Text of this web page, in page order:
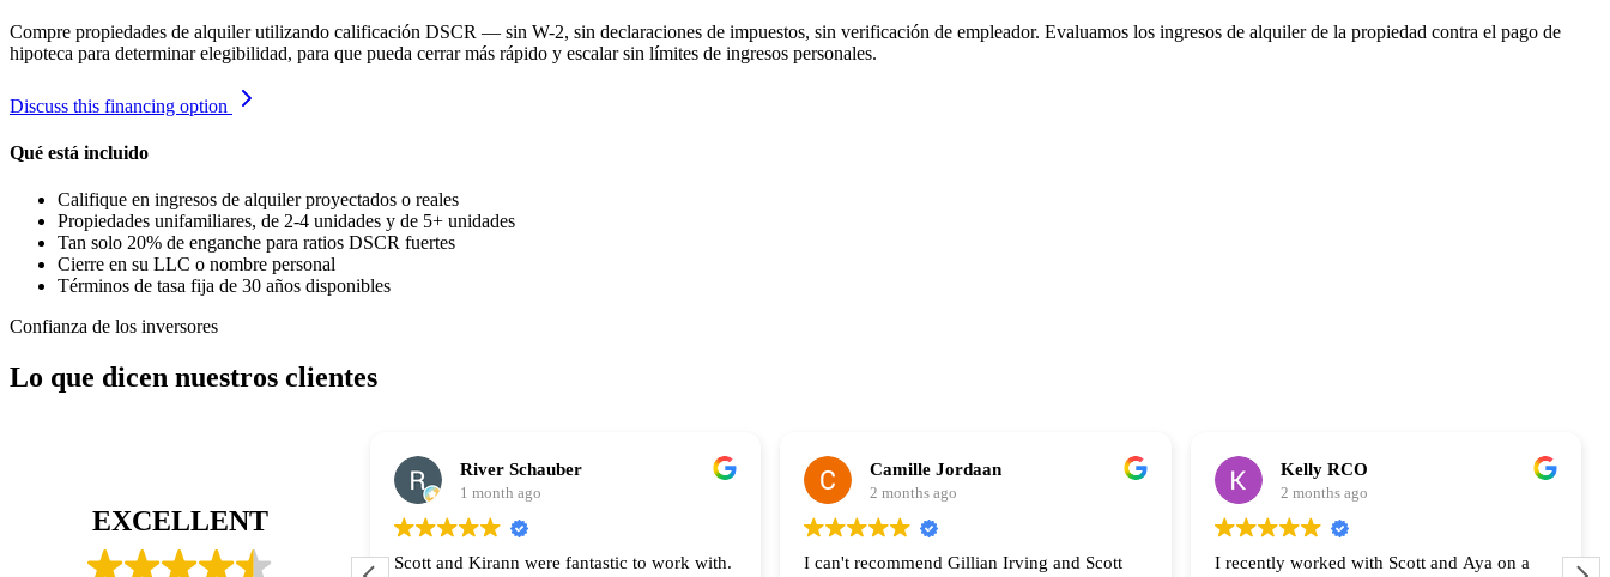
Compre propiedades de alquiler utilizando calificación DSCR — sin W-2, sin declaraciones de impuestos, sin verificación de empleador. Evaluamos los ingresos de alquiler de la propiedad contra el pago de
hipoteca para determinar elegibilidad, para que pueda cerrar más rápido y escalar sin límites de ingresos personales.
Discuss this financing option
Qué está incluido
Califique en ingresos de alquiler proyectados o reales
Propiedades unifamiliares, de 2-4 unidades y de 5+ unidades
Tan solo 20% de enganche para ratios DSCR fuertes
Cierre en su LLC o nombre personal
Términos de tasa fija de 30 años disponibles
Confianza de los inversores
Lo que dicen nuestros clientes
EXCELLENT
River Schauber
1 month ago
Scott and Kirann were fantastic to work with.
Camille Jordaan
2 months ago
I can't recommend Gillian Irving and Scott
Kelly RCO
2 months ago
I recently worked with Scott and Aya on a